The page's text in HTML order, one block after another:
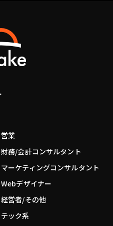
営業
財務/会計コンサルタント
マーケティングコンサルタント
Webデザイナー
経営者/その他
テック系